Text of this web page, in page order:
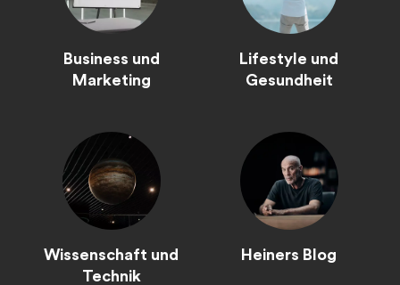
Business und
Marketing
Lifestyle und
Gesundheit
Wissenschaft und
Technik
Heiners Blog